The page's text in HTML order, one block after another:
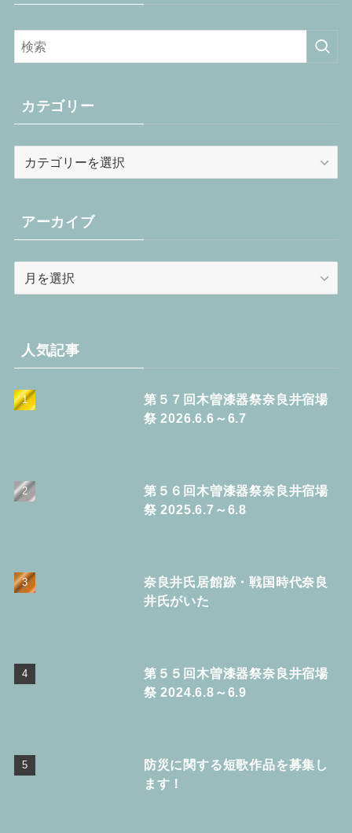
カテゴリー
リ
ー
アーカイブ
ブ人気記事
第５７回木曽漆器祭奈良井宿場
祭 2026.6.6～6.7
第５６回木曽漆器祭奈良井宿場
祭 2025.6.7～6.8
奈良井氏居館跡・戦国時代奈良
井氏がいた
第５５回木曽漆器祭奈良井宿場
祭 2024.6.8～6.9
防災に関する短歌作品を募集し
ます！